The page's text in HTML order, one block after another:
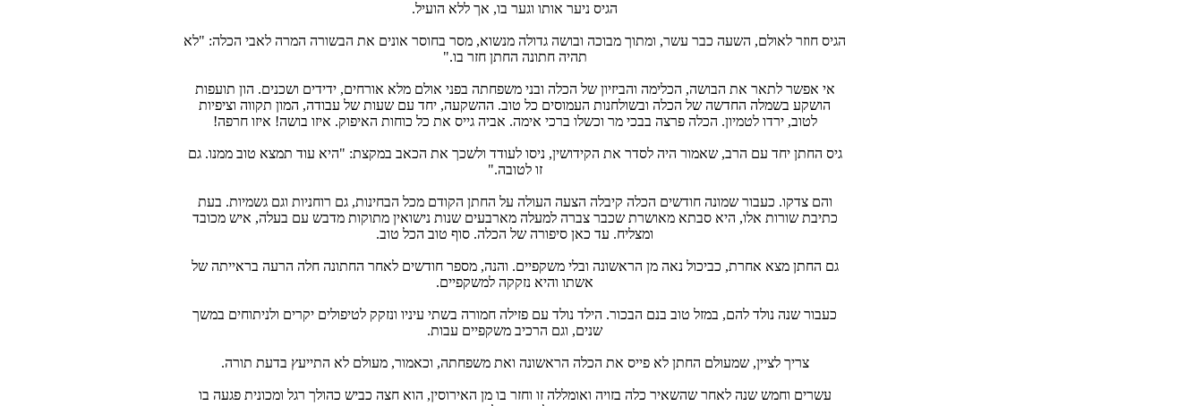
הגיס ניער אותו וגער בו, אך ללא הועיל.
הגיס חוזר לאולם, השעה כבר עשר, ומתוך מבוכה ובושה גדולה מנשוא, מסר בחוסר אונים את הבשורה המרה לאבי הכלה: "לא
תהיה חתונה החתן חזר בו."
אי אפשר לתאר את הבושה, הכלימה והביזיון של הכלה ובני משפחתה בפני אולם מלא אורחים, ידידים ושכנים. הון תועפות
הושקע בשמלה החדשה של הכלה ובשולחנות העמוסים כל טוב. ההשקעה, יחד עם שעות של עבודה, המון תקווה וציפיות
לטוב, ירדו לטמיון. הכלה פרצה בבכי מר וכשלו ברכי אימה. אביה גייס את כל כוחות האיפוק. איזו בושה! איזו חרפה!
גיס החתן יחד עם הרב, שאמור היה לסדר את הקידושין, ניסו לעודד ולשכך את הכאב במקצת: "היא עוד תמצא טוב ממנו. גם
זו לטובה."
והם צדקו. כעבור שמונה חודשים הכלה קיבלה הצעה העולה על החתן הקודם מכל הבחינות, גם רוחניות וגם גשמיות. בעת
כתיבת שורות אלו, היא סבתא מאושרת שכבר צברה למעלה מארבעים שנות נישואין מתוקות מדבש עם בעלה, איש מכובד
ומצליח. עד כאן סיפורה של הכלה. סוף טוב הכל טוב.
גם החתן מצא אחרת, כביכול נאה מן הראשונה ובלי משקפיים. והנה, מספר חודשים לאחר החתונה חלה הרעה בראייתה של
אשתו והיא נזקקה למשקפיים.
כעבור שנה נולד להם, במזל טוב בנם הבכור. הילד נולד עם פזילה חמורה בשתי עיניו ונזקק לטיפולים יקרים ולניתוחים במשך
שנים, וגם הרכיב משקפיים עבות.
צריך לציין, שמעולם החתן לא פייס את הכלה הראשונה ואת משפחתה, וכאמור, מעולם לא התייעץ בדעת תורה.
עשרים וחמש שנה לאחר שהשאיר כלה בזויה ואומללה זו וחזר בו מן האירוסין, הוא חצה כביש כהולך רגל ומכונית פגעה בו